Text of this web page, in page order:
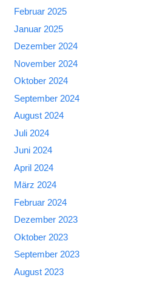
Februar 2025
Januar 2025
Dezember 2024
November 2024
Oktober 2024
September 2024
August 2024
Juli 2024
Juni 2024
April 2024
März 2024
Februar 2024
Dezember 2023
Oktober 2023
September 2023
August 2023